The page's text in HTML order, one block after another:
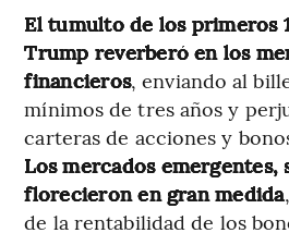
El tumulto de los primeros
Trump reverberó en los
financieros, enviando al
mínimos de tres años y
carteras de acciones y
Los mercados emergentes,
florecieron en gran medida
de la rentabilidad de los